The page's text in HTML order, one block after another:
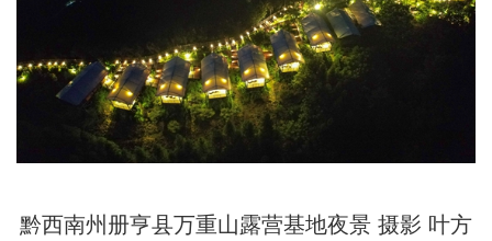
黔西南州册亨县万重山露营基地夜景 摄影 叶方